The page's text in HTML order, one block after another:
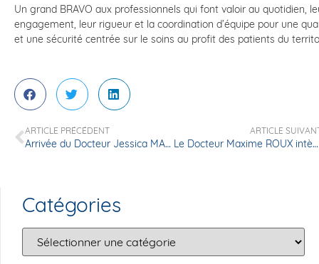
Un grand BRAVO aux professionnels qui font valoir au quotidien,
engagement, leur rigueur et la coordination d’équipe pour une
et une sécurité centrée sur le soins au profit des patients du
ARTICLE PRÉCÉDENT
Arrivée du Docteur Jessica MARTHAN
ARTICLE
Le Docteur Maxime ROUX intègre le pôle anesthésie-réanimation
Catégories